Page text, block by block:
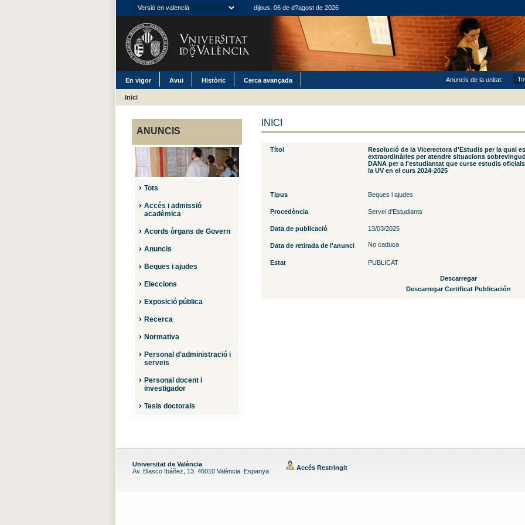
dijous, 06 de d?agost de 2026
En vigor Avui Històric Cerca avançada Anuncis de la unitat:
Inici
ANUNCIS
Tots
Accés i admissió
acadèmica
Acords òrgans de Govern
Anuncis
Beques i ajudes
Eleccions
Exposició pública
Recerca
Normativa
Personal d'administració i
serveis
Personal docent i
investigador
Tesis doctorals
INICI
Títol
Resolució de la Vicerectora d'Estudis per la qual
extraordinàries per atendre situacions
DANA per a l'estudiantat que curse estudis oficials en centres propis de
la UV en el curs 2024-2025
Tipus Beques i ajudes
Procedència Servei d'Estudiants
Data de publicació 13/03/2025
Data de retirada de l'anunci No caduca
Estat PUBLICAT
Descarregar
Descarregar Certificat Publicación
Universitat de València
Av. Blasco Ibáñez, 13. 46010 València. Espanya
Accés Restringit